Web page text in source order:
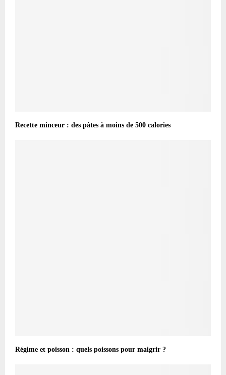
Recette minceur : des pâtes à moins de 500 calories
Régime et poisson : quels poissons pour maigrir ?